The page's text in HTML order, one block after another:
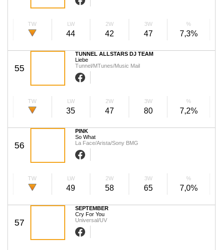
TW LW
44
2W
42
3W
47
%
7,3%
55
TUNNEL ALLSTARS DJ TEAM
Liebe
Tunnel/MTunes/Music Mail
TW LW
35
2W
47
3W
80
%
7,2%
56
PINK
So What
La Face/Arista/Sony BMG
TW LW
49
2W
58
3W
65
%
7,0%
57
SEPTEMBER
Cry For You
Universal/UV